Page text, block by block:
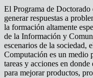
El Programa de Doctorado
generar respuestas a
la formación altamente
de la Información y
escenarios de la sociedad,
Computación es un medio
tareas y acciones en
para mejorar productos,